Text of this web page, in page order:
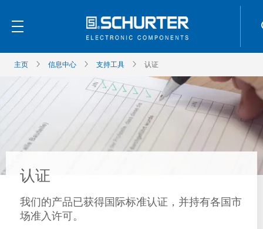
主页 信息中心 支持工具 认证
认证
我们的产品已获得国际标准认证，并持有各国市
场准入许可。